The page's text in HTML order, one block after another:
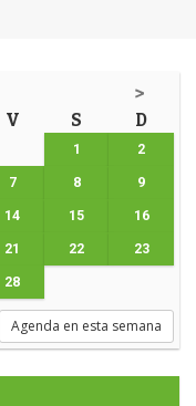
>
V S D
1 2
7 8 9
14 15 16
21 22 23
28
Agenda en esta semana